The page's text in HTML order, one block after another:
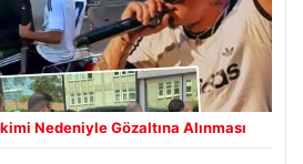
Nedeniyle Gözaltına Alınması